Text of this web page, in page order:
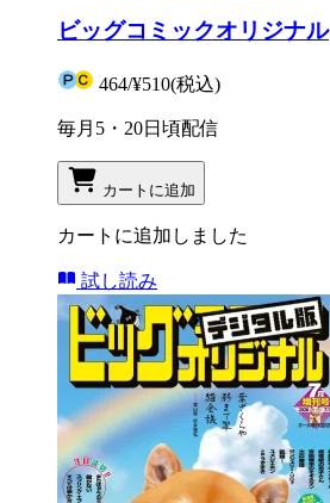
ビッグコミックオリジナル
464/¥510(税込)
毎月5・20日頃配信
カートに追加
カートに追加しました
試し読み